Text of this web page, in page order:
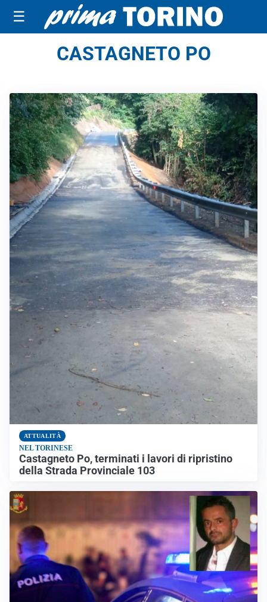
☰
CASTAGNETO PO
ATTUALITÀ
NEL TORINESE
Castagneto Po, terminati i lavori di ripristino
della Strada Provinciale 103